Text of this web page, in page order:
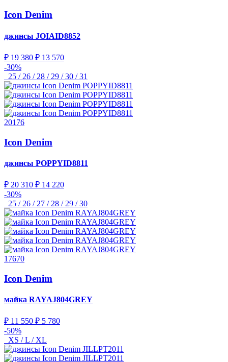
Icon Denim
джинсы JOIAID8852
₽ 19 380 ₽ 13 570
-30%
25 / 26 / 28 / 29 / 30 / 31
20176
Icon Denim
джинсы POPPYID8811
₽ 20 310 ₽ 14 220
-30%
25 / 26 / 27 / 28 / 29 / 30
17670
Icon Denim
майка RAYAJ804GREY
₽ 11 550 ₽ 5 780
-50%
XS / L / XL